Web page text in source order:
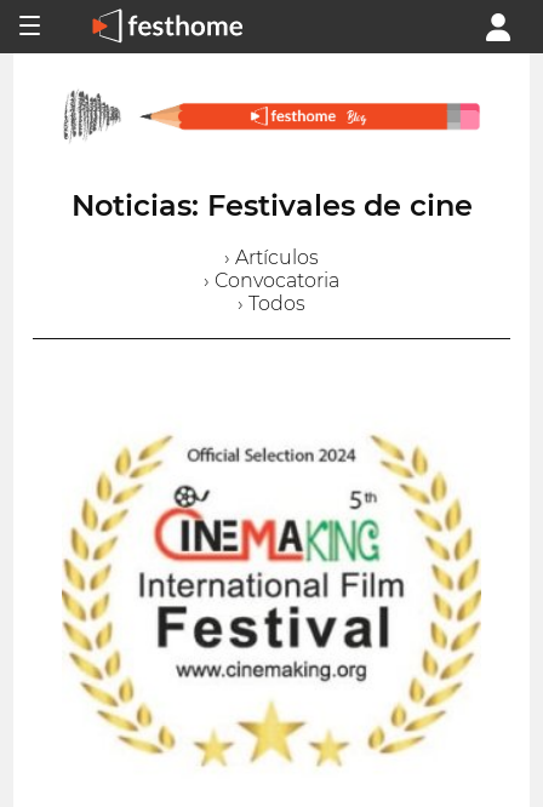
Noticias: Festivales de cine
› Artículos
› Convocatoria
› Todos